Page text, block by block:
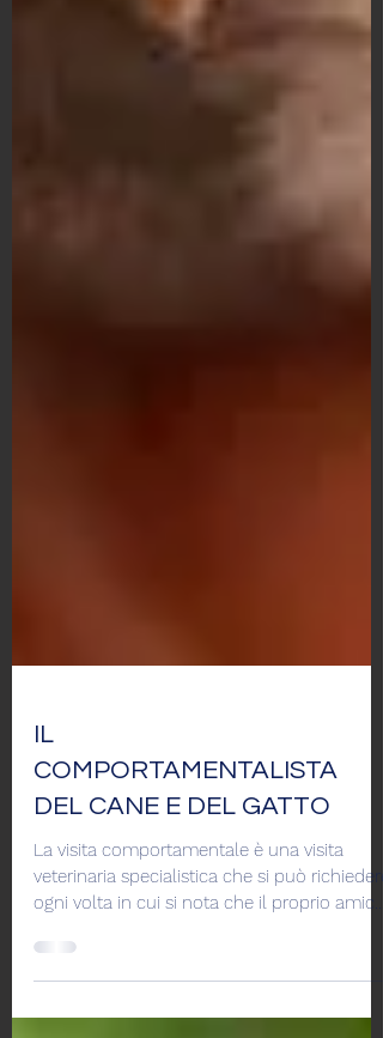
IL
COMPORTAMENTALISTA
DEL CANE E DEL GATTO
La visita comportamentale è una visita
veterinaria specialistica che si può richiedere